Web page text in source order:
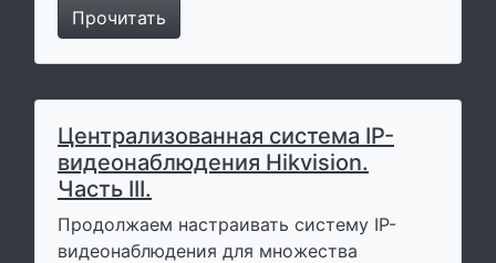
Прочитать
Централизованная система IP-
видеонаблюдения Hikvision.
Часть III.
Продолжаем настраивать систему IP-
видеонаблюдения для множества